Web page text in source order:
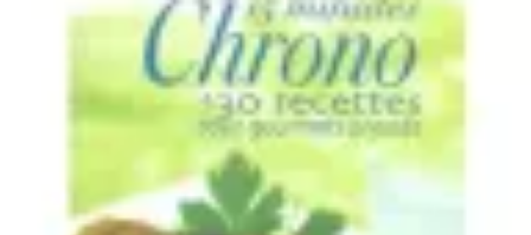
Recettes de Poissons
Recettes de Papillote
Recettes FacilesRecettesRecettes de
Recettes de Poisson
Recettes de Poissons